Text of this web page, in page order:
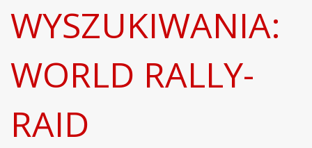
WYSZUKIWANIA:
WORLD RALLY-
RAID